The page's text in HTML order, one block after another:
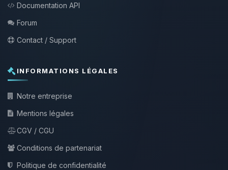
Documentation API
Forum
Contact / Support
INFORMATIONS LÉGALES
Notre entreprise
Mentions légales
CGV / CGU
Conditions de partenariat
Politique de confidentialité